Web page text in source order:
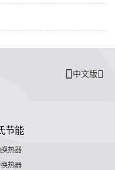
中文版
节能
热器
热器